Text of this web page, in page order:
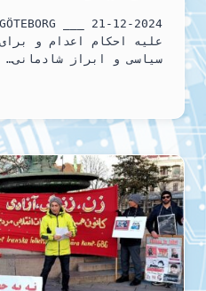
علیه احکام اعدام و
سیاسی و ابراز شادمانی…